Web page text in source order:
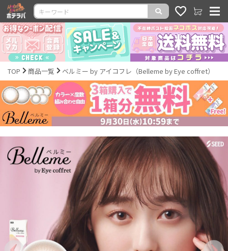
TOP 商品一覧 ベルミー by アイコフレ（Belleme by Eye coffret）